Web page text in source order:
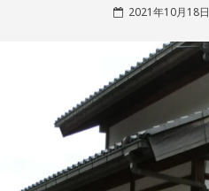
2021年10月18日